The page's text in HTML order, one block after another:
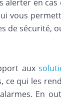
en
vous
de sécurité,
aux
qui les
En